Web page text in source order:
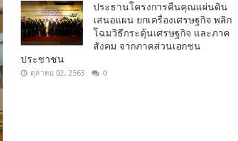
ประธานโครงการคืนคุณแผ่นดิน
เสนอแผน ยกเครื่องเศรษฐกิจ พลิก
โฉมวิธีกระตุ้นเศรษฐกิจ และภาค
สังคม จากภาคส่วนเอกชน
ประชาชน
ตุลาคม 02, 2563 0